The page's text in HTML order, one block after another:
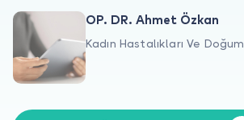
Hakkımızda
OP. DR. Ahmet Özkan
Kadın Hastalıkları Ve Doğum